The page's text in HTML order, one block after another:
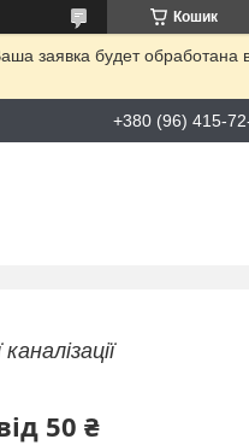
Кошик
заявка будет обработана
+380 (96) 415-
50 ₴